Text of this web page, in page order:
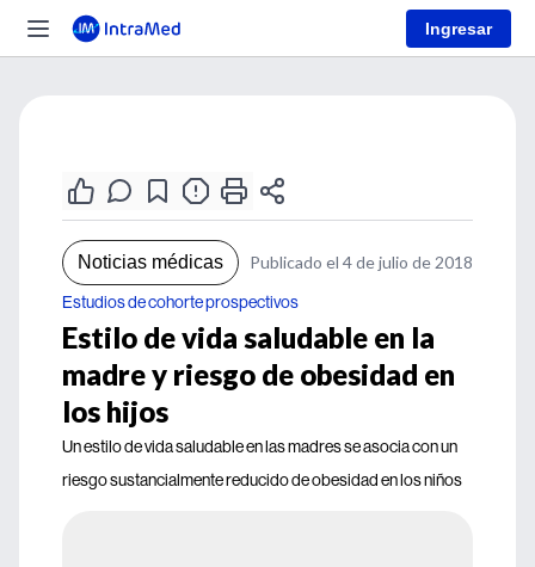
Ingresar
Noticias médicas Publicado el 4 de julio de 2018
Estudios de cohorte prospectivos
Estilo de vida saludable en la
madre y riesgo de obesidad en
los hijos
Un estilo de vida saludable en las madres se asocia con un
riesgo sustancialmente reducido de obesidad en los niños